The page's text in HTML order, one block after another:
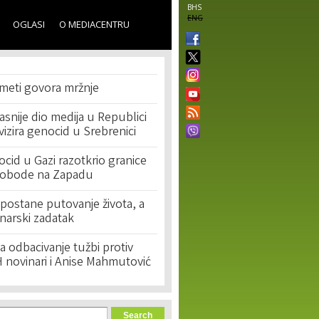
BHS
ENG
OGLASI O MEDIACENTRU
govora mržnje
dio medija u Republici
genocid u Srebrenici
u Gazi razotkrio granice
na Zapadu
putovanje života, a
zadatak
odbacivanje tužbi protiv
novinari i Anise Mahmutović